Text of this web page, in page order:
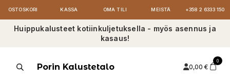
OSTOSKORI KASSA OMA TILI MEISTÄ +358 2 6333 150
Huippukalusteet kotiinkuljetuksella - myös asennus ja
kasaus!
ProductsPorin Kalustetalo 0,00 €
0